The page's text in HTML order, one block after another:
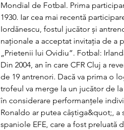
Mondial de Fotbal. Prima
1930. Iar cea mai recentă
Iordănescu, fostul jucător și
naționale a acceptat invitația de a
„Prietenii lui Ovidiu”. Fotbal:
Din 2004, an în care CFR Cluj a
de 19 antrenori. Dacă va prima o
trofeul va merge la un jucător de
în considerare performanțele
Ronaldo ar putea câștiga&quot;,
spaniole EFE, care a fost preluată